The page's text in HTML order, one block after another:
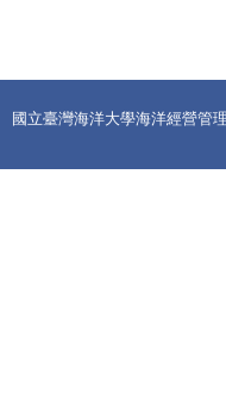
國立臺灣海洋大學海洋經營管